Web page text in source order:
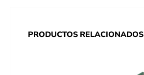
PRODUCTOS RELACIONADOS